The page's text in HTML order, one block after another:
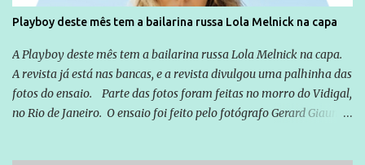
da Lava Jato, Reformas que podem retirar ou não direitos, ou
quem vai ser preso ou não; é preciso levar até as pessoas, do mais
simples ao mais burguês, o que diz a nossa Constituição, quais são
seus direitos e deveres em ...
Playboy deste mês tem a bailarina russa Lola Melnick na capa
A Playboy deste mês tem a bailarina russa Lola Melnick na capa.
A revista já está nas bancas, e a revista divulgou uma palhinha das
fotos do ensaio. Parte das fotos foram feitas no morro do Vidigal,
no Rio de Janeiro. O ensaio foi feito pelo fotógrafo Gerard Giaume